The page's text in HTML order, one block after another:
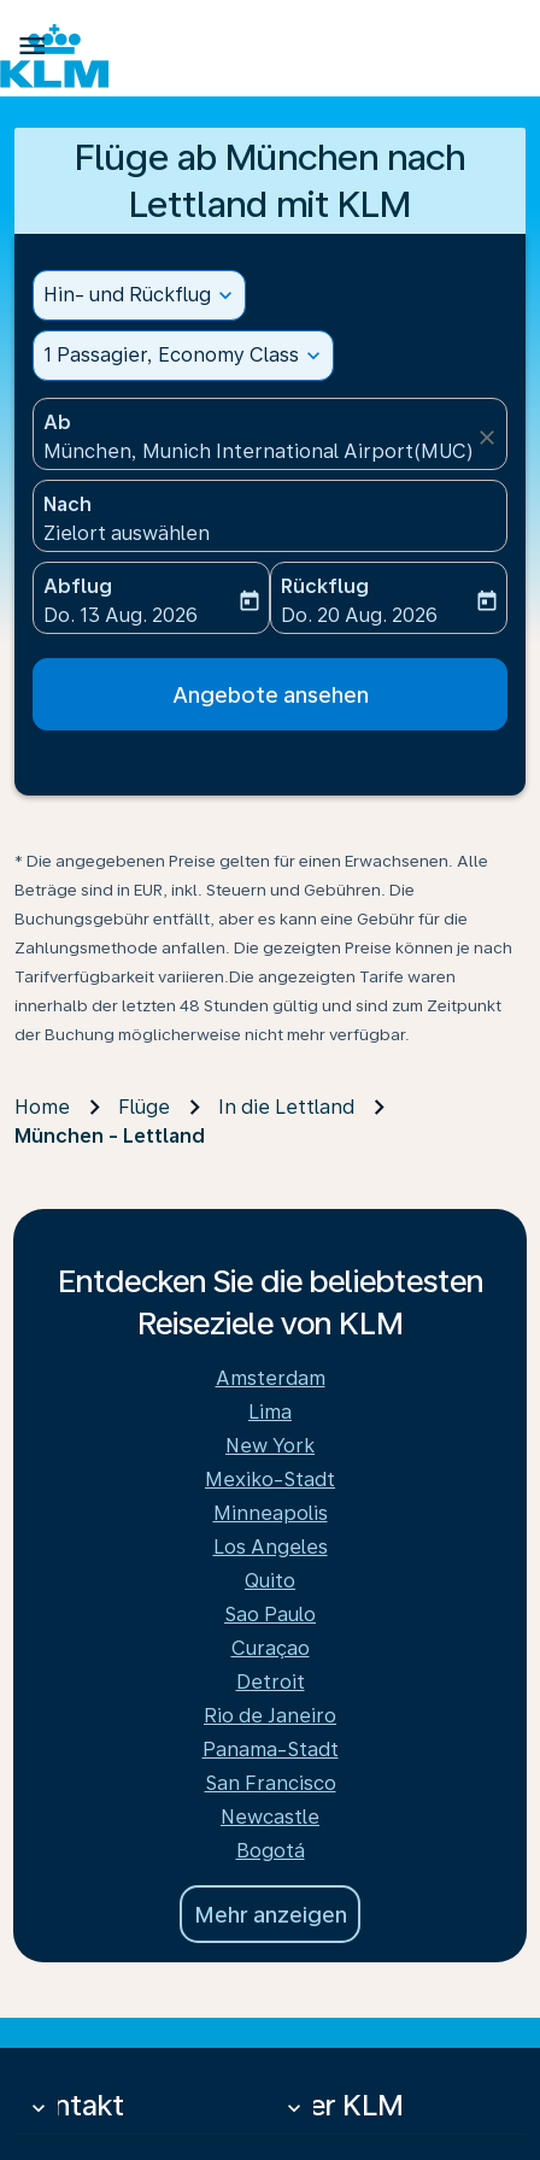

Flüge ab München nach
Lettland mit KLM
Hin- und Rückflug expand_more
1 Passagier, Economy Class expand_more
Ab
München, Munich International Airport(MUC),
close
Nach
Zielort auswählen
Abflug
fc-booking-departure-date-aria-label
Do. 13 Aug. 2026
today
Rückflug
fc-booking-return-date-
Do. 20 Aug. 2026
today
Angebote ansehen
* Die angegebenen Preise gelten für einen Erwachsenen. Alle
Beträge sind in EUR, inkl. Steuern und Gebühren. Die
Buchungsgebühr entfällt, aber es kann eine Gebühr für die
Zahlungsmethode anfallen. Die gezeigten Preise können je nach
Tarifverfügbarkeit variieren.Die angezeigten Tarife waren
innerhalb der letzten 48 Stunden gültig und sind zum Zeitpunkt
der Buchung möglicherweise nicht mehr verfügbar.
Home Flüge
In die Lettland
München - Lettland
Entdecken Sie die beliebtesten
Reiseziele von KLM
Amsterdam
Lima
New York
Mexiko-Stadt
Minneapolis
Los Angeles
Quito
Sao Paulo
Curaçao
Detroit
Rio de Janeiro
Panama-Stadt
San Francisco
Newcastle
Bogotá
Mehr anzeigen
Kontakt
keyboard_arrow_down Über KLM
keyboard_arrow_down